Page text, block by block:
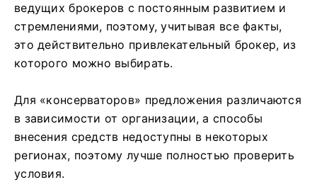
ведущих брокеров с постоянным развитием и
стремлениями, поэтому, учитывая все факты,
это действительно привлекательный брокер, из
которого можно выбирать.
Для «консерваторов» предложения различаются
в зависимости от организации, а способы
внесения средств недоступны в некоторых
регионах, поэтому лучше полностью проверить
условия.